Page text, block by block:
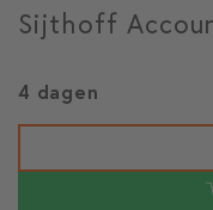
Sijthoff
4 dagen